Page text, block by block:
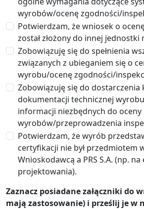
wyrobów/ocenę zgodności/
Potwierdzam, że wniosek o
został złożony do innej
Zobowiązuję się do spełnienia
związanych z ubieganiem się o
wyrobu/ocenę zgodności/
Zobowiązuję się do dostarczenia
dokumentacji technicznej
informacji niezbędnych do oceny
wyrobów/przeprowadzenia
Potwierdzam, że wyrób
certyfikacji nie był przedmiotem
Wnioskodawcą a PRS S.A. (np. na
projektowania).
Zaznacz posiadane załączniki do
mają zastosowanie) i prześlij je w